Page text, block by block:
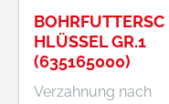
BOHRFUTTERSC
HLÜSSEL GR.1
(635165000)
Verzahnung nach